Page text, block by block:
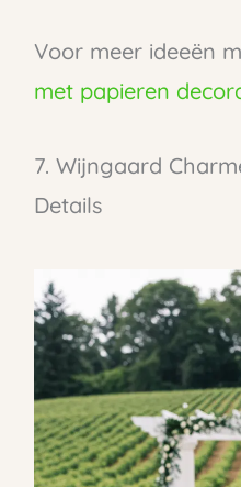
Voor meer ideeën
met papieren
7. Wijngaard
Details